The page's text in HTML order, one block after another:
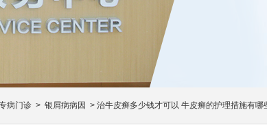
病门诊 > 银屑病病因 > 治牛皮癣多少钱才可以 牛皮癣的护理措施有哪